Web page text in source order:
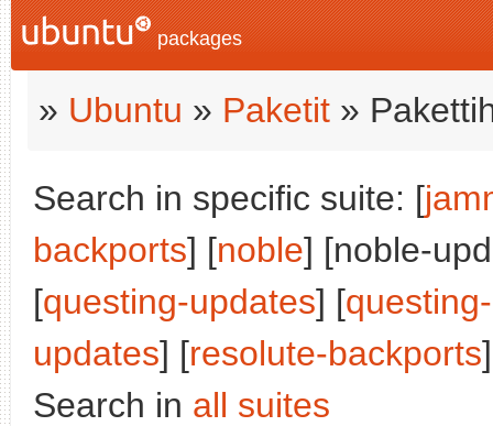
packages
» Ubuntu » Paketit »
Search in specific suite: [
backports] [noble] [noble-
[questing-updates] [
updates] [resolute-backports
Search in all suites